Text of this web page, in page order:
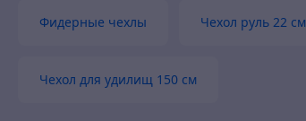
Фидерные чехлы Чехол руль 22 см
Чехол для удилищ 150 см